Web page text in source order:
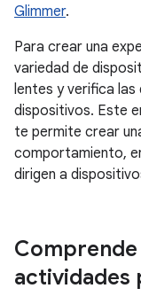
Glimmer.
Para crear una
variedad de
lentes y verifica
dispositivos. Este
te permite crear
comportamiento,
dirigen a
actividades